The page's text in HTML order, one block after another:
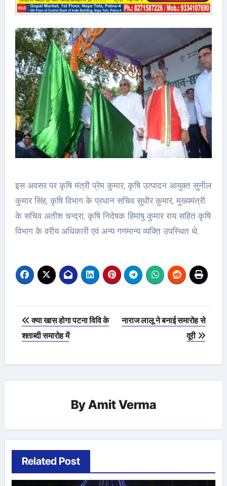
इस अवसर पर कृषि मंत्री प्रेम कुमार, कृषि उत्पादन आयुक्त सुनील
कुमार सिंह, कृषि विभाग के प्रधान सचिव सुधीर कुमार, मुख्यमंत्री
के सचिव अतीश चन्द्रा, कृषि निदेषक हिमांषु कुमार राय सहित कृषि
विभाग के वरीय अधिकारी एवं अन्य गणमान्य व्यक्ति उपस्थित थे.
Post
navigation
क्या खास होगा पटना विवि के
शताब्दी समारोह में
नाराज लालू ने बनाई समारोह से
दूरी
ByAmit Verma
Related Post